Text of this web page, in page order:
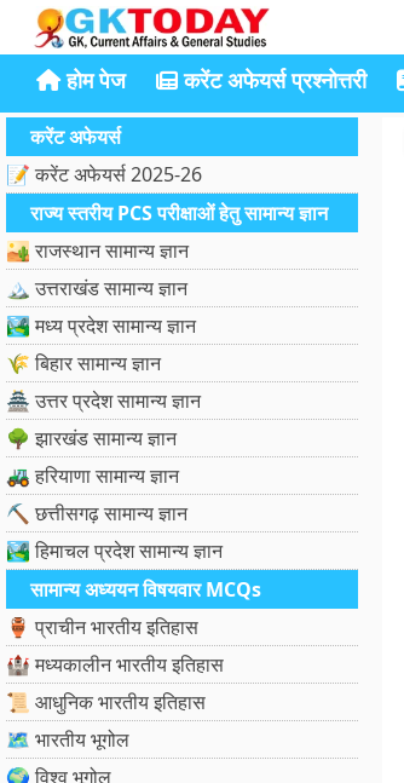
होम पेज करेंट अफेयर्स प्रश्नोत्तरी
करेंट अफेयर्स
📝 करेंट अफेयर्स 2025-26
राज्य स्तरीय PCS परीक्षाओं हेतु सामान्य ज्ञान
🏜️ राजस्थान सामान्य ज्ञान
🏔️ उत्तराखंड सामान्य ज्ञान
🏞️ मध्य प्रदेश सामान्य ज्ञान
🌾 बिहार सामान्य ज्ञान
🏯 उत्तर प्रदेश सामान्य ज्ञान
🌳 झारखंड सामान्य ज्ञान
🚜 हरियाणा सामान्य ज्ञान
⛏️ छत्तीसगढ़ सामान्य ज्ञान
🏞️ हिमाचल प्रदेश सामान्य ज्ञान
सामान्य अध्ययन विषयवार MCQs
🏺 प्राचीन भारतीय इतिहास
🏰 मध्यकालीन भारतीय इतिहास
📜 आधुनिक भारतीय इतिहास
🗺️ भारतीय भूगोल
🌍 विश्व भूगोल